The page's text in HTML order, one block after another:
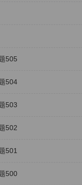
505
504
503
502
501
500